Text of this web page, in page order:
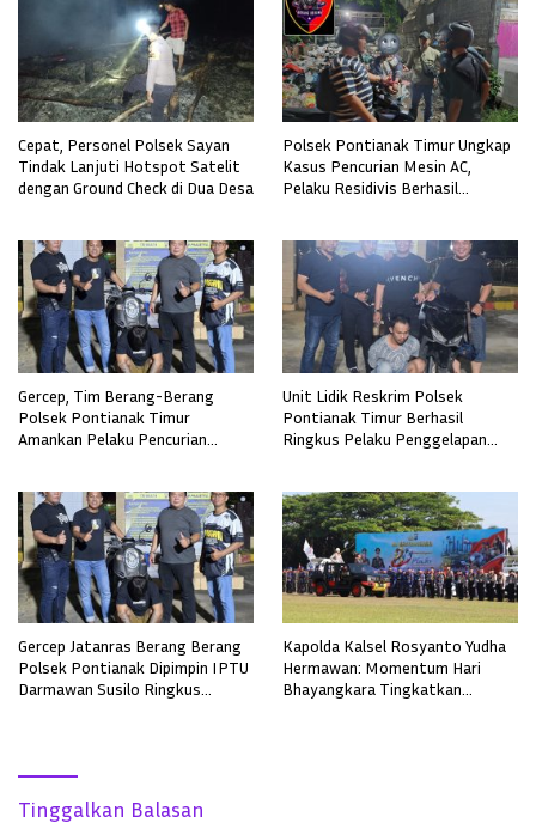
Cepat, Personel Polsek Sayan
Tindak Lanjuti Hotspot Satelit
dengan Ground Check di Dua Desa
Polsek Pontianak Timur Ungkap
Kasus Pencurian Mesin AC,
Pelaku Residivis Berhasil
Gercep, Tim Berang-Berang
Polsek Pontianak Timur
Amankan Pelaku Pencurian
Unit Lidik Reskrim Polsek
Pontianak Timur Berhasil
Ringkus Pelaku Penggelapan
Gercep Jatanras Berang Berang
Polsek Pontianak Dipimpin IPTU
Darmawan Susilo Ringkus
Kapolda Kalsel Rosyanto Yudha
Hermawan: Momentum Hari
Bhayangkara Tingkatkan
Tinggalkan Balasan